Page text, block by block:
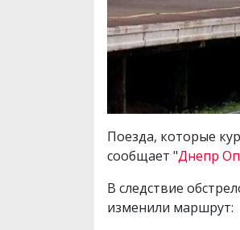
Поезда, которые
сообщает "Днепр
В следствие
изменили маршрут: